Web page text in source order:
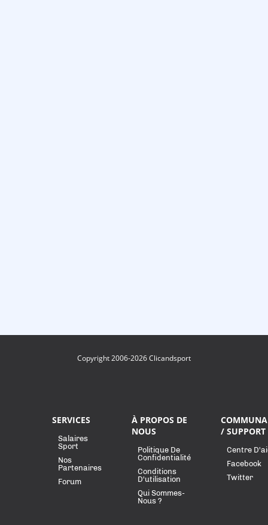
Copyright 2006-2026 Clicandsport
SERVICES
Salaires
Sport
Nos
Partenaires
Forum
À PROPOS DE
NOUS
Politique De
Confidentialité
Conditions
D'utilisation
Qui Sommes-
Nous ?
/ SUPPORT
Centre
Facebook
Twitter